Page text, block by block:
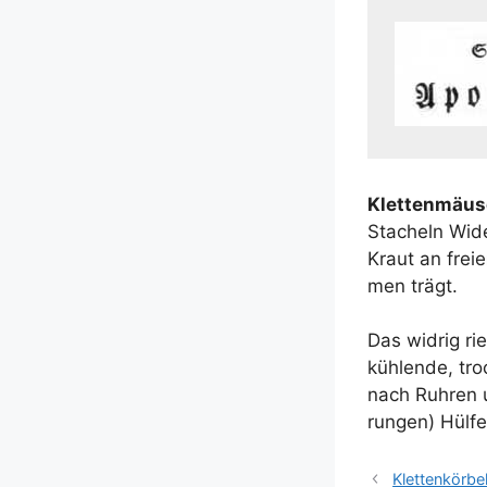
Sta­cheln
Kraut an
men trägt.
Das wid­rig
küh­len­de,
nach
run­gen)
Klettenkörbel